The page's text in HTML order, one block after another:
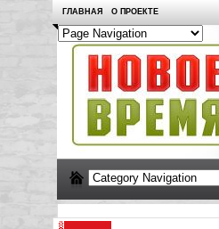
ГЛАВНАЯ О ПРОЕКТЕ